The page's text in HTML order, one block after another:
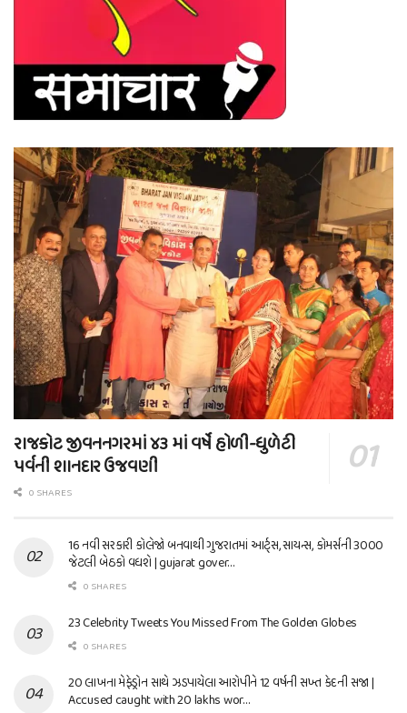
રાજકોટ જીવનનગરમાં ૪૩ માં વર્ષે હોળી-ધુળેટી
પર્વની શાનદાર ઉજવણી
0 SHARES
16 નવી સરકારી કોલેજો બનવાથી ગુજરાતમાં આર્ટ્સ, સાયન્સ, કોમર્સની 3000
જેટલી બેઠકો વધશે | gujarat gover…
0 SHARES
23 Celebrity Tweets You Missed From The Golden Globes
0 SHARES
20 લાખના મેફેડ્રોન સાથે ઝડપાયેલા આરોપીને 12 વર્ષની સખ્ત કેદની સજા |
Accused caught with 20 lakhs wor…